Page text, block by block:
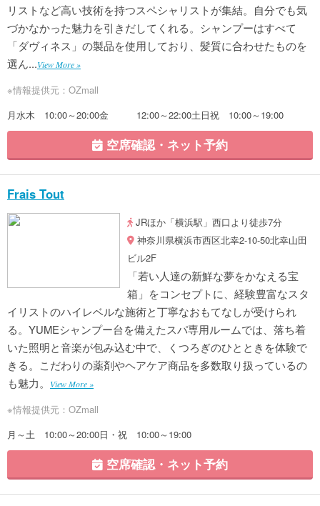
リストなど高い技術を持つスペシャリストが集結。自分でも気
づかなかった魅力を引きだしてくれる。シャンプーはすべて
「ダヴィネス」の製品を使用しており、髪質に合わせたものを
選ん...View More »
※情報提供元：OZmall
月水木 10:00～20:00金 12:00～22:00土日祝 10:00～19:00
空席確認・ネット予約
Frais Tout
JRほか「横浜駅」西口より徒歩7分
神奈川県横浜市西区北幸2-10-50北幸山田
ビル2F
「若い人達の新鮮な夢をかなえる宝
箱」をコンセプトに、経験豊富なスタ
イリストのハイレベルな施術と丁寧なおもてなしが受けられ
る。YUMEシャンプー台を備えたスパ専用ルームでは、落ち着
いた照明と音楽が包み込む中で、くつろぎのひとときを体験で
きる。こだわりの薬剤やヘアケア商品を多数取り扱っているの
も魅力。
View More »
※情報提供元：OZmall
月～土 10:00～20:00日・祝 10:00～19:00
空席確認・ネット予約